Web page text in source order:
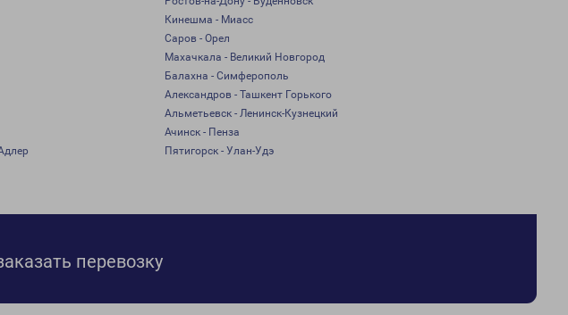
Кинешма - Миасс
Саров - Орел
Махачкала - Великий Новгород
Балахна - Симферополь
Александров - Ташкент Горького
Альметьевск - Ленинск-Кузнецкий
Ачинск - Пенза
Пятигорск - Улан-Удэ
перевозку